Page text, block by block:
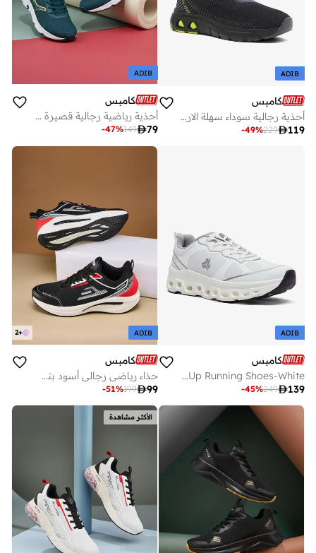
ADIB
كامبس
أحذية رجالية سوداء سهلة الارتداء
119
229
-49%
ADIB
كامبس
أحذية رياضية رجالية قصيرة بألوان جريئة وراحة شبيهة بالسحاب
79
149
-47%
ADIB
كامبس
Men Crunk Marathon Cushion Lace-Up Running Shoes-White
139
249
-45%
+
2 ADIB
كامبس
حذاء رياضي رجالي أسود بتصميم ديناميكي بلونين وتفاصيل أنيقة باللون الأحمر
99
199
-51%
الأكثر مشاهدة